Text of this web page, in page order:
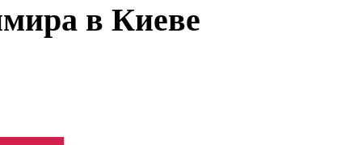
в Киеве